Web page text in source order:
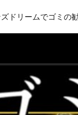
ドリームでゴミの